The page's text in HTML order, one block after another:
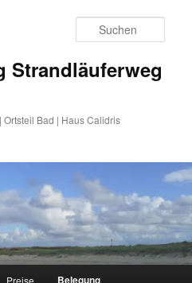
Strandläuferweg
Ortsteil Bad | Haus Calidris
Preise Belegung